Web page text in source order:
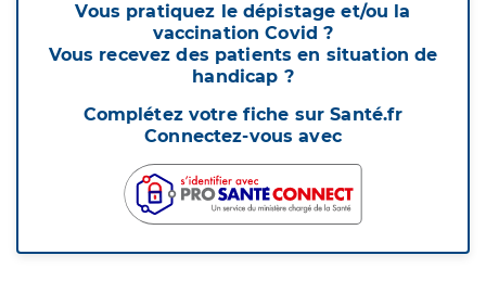
Vous pratiquez le dépistage et/ou la
vaccination Covid ?
Vous recevez des patients en situation de
handicap ?
Complétez votre fiche sur Santé.fr
Connectez-vous avec